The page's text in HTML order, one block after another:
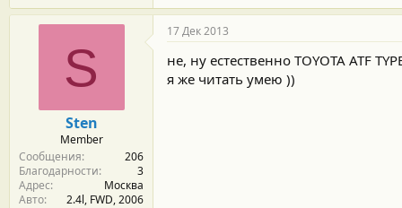
S
Sten
Member
Сообщения
206
Благодарности
3
Адрес
Москва
Авто
2.4l, FWD, 2006
17 Дек 2013
не, ну естественно TOYOTA ATF
я же читать умею ))